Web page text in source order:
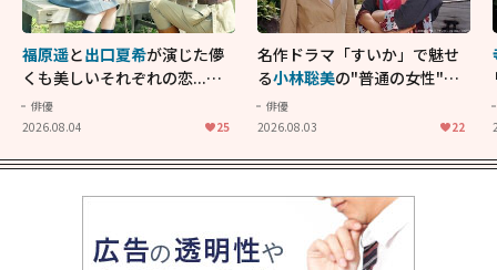
福原遥と出口夏希が演じた儚
くも美しいそれぞれの恋...生
きることの尊さを教えてくれ
た映画「あの花が咲く丘で、
俳優
2026.08.04
25
名作ドラマ「すいか」で魅せ
る小林聡美の"普通の女性"が
大人に刺さる...映画「かもめ
食堂」にも通じる静かな芝居
俳優
2026.08.03
22